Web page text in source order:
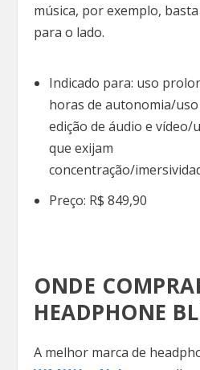
música, por exemplo,
para o lado.
Indicado para: uso
horas de autonomia/
edição de áudio e vídeo/
que exijam
concentração/
Preço: R$ 849,90
ONDE
HEADPHONE
A melhor marca de